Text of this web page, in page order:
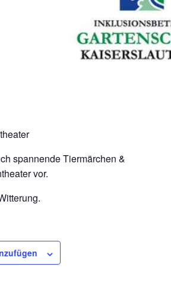
spannende Tiermärchen &
vor.